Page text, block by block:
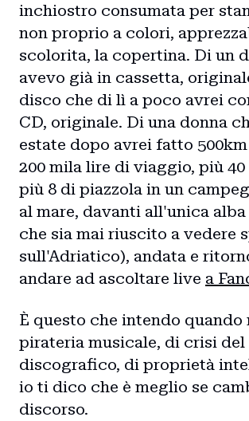
inchiostro consumata per
non proprio a colori,
scolorita, la copertina. Di un
avevo già in cassetta,
disco che di lì a poco avrei
CD, originale. Di una donna
estate dopo avrei fatto
200 mila lire di viaggio, più
più 8 di piazzola in un
al mare, davanti all'unica
che sia mai riuscito a vedere
sull'Adriatico), andata e
andare ad ascoltare live a
È questo che intendo
pirateria musicale, di crisi del
discografico, di proprietà
io ti dico che è meglio se
discorso.